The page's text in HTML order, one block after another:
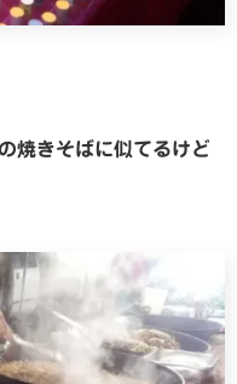
焼きそばに似てるけど